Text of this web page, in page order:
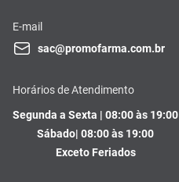
E-mail
sac@promofarma.com.br
Horários de Atendimento
Segunda a Sexta | 08:00 às 19:00
Sábado| 08:00 às 19:00
Exceto Feriados